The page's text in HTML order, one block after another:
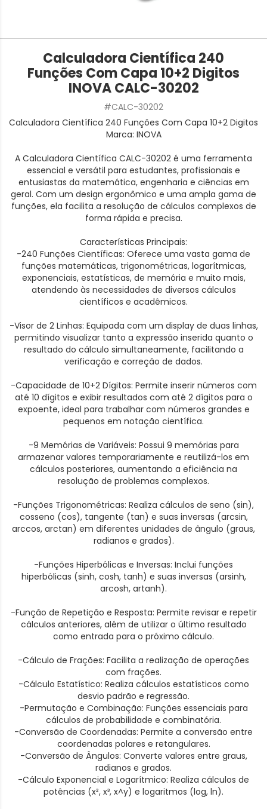
Calculadora Científica 240
Funções Com Capa 10+2 Digitos
INOVA CALC-30202
#CALC-30202
Calculadora Científica 240 Funções Com Capa 10+2 Digitos
Marca: INOVA
A Calculadora Científica CALC-30202 é uma ferramenta
essencial e versátil para estudantes, profissionais e
entusiastas da matemática, engenharia e ciências em
geral. Com um design ergonômico e uma ampla gama de
funções, ela facilita a resolução de cálculos complexos de
forma rápida e precisa.
Características Principais:
-240 Funções Científicas: Oferece uma vasta gama de
funções matemáticas, trigonométricas, logarítmicas,
exponenciais, estatísticas, de memória e muito mais,
atendendo às necessidades de diversos cálculos
científicos e acadêmicos.
-Visor de 2 Linhas: Equipada com um display de duas linhas,
permitindo visualizar tanto a expressão inserida quanto o
resultado do cálculo simultaneamente, facilitando a
verificação e correção de dados.
-Capacidade de 10+2 Dígitos: Permite inserir números com
até 10 dígitos e exibir resultados com até 2 dígitos para o
expoente, ideal para trabalhar com números grandes e
pequenos em notação científica.
-9 Memórias de Variáveis: Possui 9 memórias para
armazenar valores temporariamente e reutilizá-los em
cálculos posteriores, aumentando a eficiência na
resolução de problemas complexos.
-Funções Trigonométricas: Realiza cálculos de seno (sin),
cosseno (cos), tangente (tan) e suas inversas (arcsin,
arccos, arctan) em diferentes unidades de ângulo (graus,
radianos e grados).
-Funções Hiperbólicas e Inversas: Inclui funções
hiperbólicas (sinh, cosh, tanh) e suas inversas (arsinh,
arcosh, artanh).
-Função de Repetição e Resposta: Permite revisar e repetir
cálculos anteriores, além de utilizar o último resultado
como entrada para o próximo cálculo.
-Cálculo de Frações: Facilita a realização de operações
com frações.
-Cálculo Estatístico: Realiza cálculos estatísticos como
desvio padrão e regressão.
-Permutação e Combinação: Funções essenciais para
cálculos de probabilidade e combinatória.
-Conversão de Coordenadas: Permite a conversão entre
coordenadas polares e retangulares.
-Conversão de Ângulos: Converte valores entre graus,
radianos e grados.
-Cálculo Exponencial e Logarítmico: Realiza cálculos de
potências (x², x³, x^y) e logaritmos (log, ln).